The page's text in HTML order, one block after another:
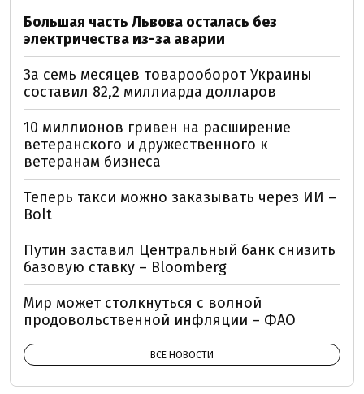
Большая часть Львова осталась без
электричества из-за аварии
За семь месяцев товарооборот Украины
составил 82,2 миллиарда долларов
10 миллионов гривен на расширение
ветеранского и дружественного к
ветеранам бизнеса
Теперь такси можно заказывать через ИИ –
Bolt
Путин заставил Центральный банк снизить
базовую ставку – Bloomberg
Мир может столкнуться с волной
продовольственной инфляции – ФАО
ВСЕ НОВОСТИ